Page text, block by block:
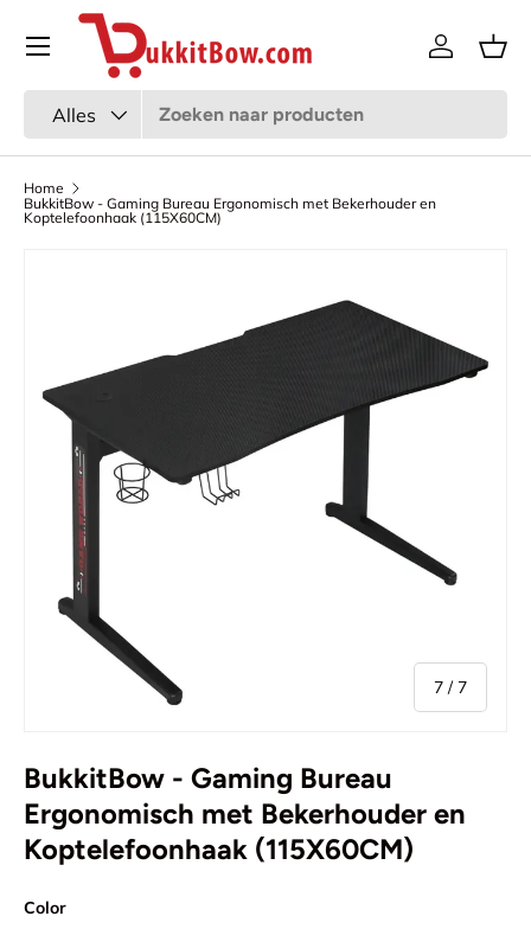
Ga naar inhoud
Alles
Inloggen
Menu
Home
BukkitBow - Gaming Bureau Ergonomisch met Bekerhouder en
Koptelefoonhaak (115X60CM)
7 / van
7
BukkitBow - Gaming Bureau
Ergonomisch met Bekerhouder en
Koptelefoonhaak (115X60CM)
Color